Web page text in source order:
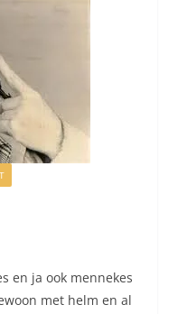
en ja ook mennekes
met helm en al